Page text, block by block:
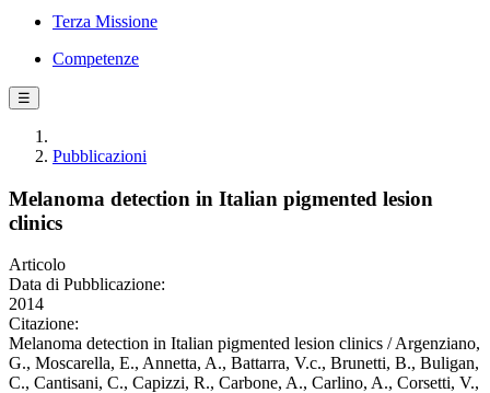
Terza Missione
Competenze
☰
Pubblicazioni
Melanoma detection in Italian pigmented lesion
clinics
Articolo
Data di Pubblicazione:
2014
Citazione:
Melanoma detection in Italian pigmented lesion clinics / Argenziano,
G., Moscarella, E., Annetta, A., Battarra, V.c., Brunetti, B., Buligan,
C., Cantisani, C., Capizzi, R., Carbone, A., Carlino, A., Corsetti, V.,